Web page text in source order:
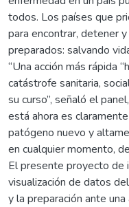
todos. Los países que
para encontrar, detener
preparados: salvando
“Una acción más rápida
catástrofe sanitaria,
su curso”, señaló el
está ahora es
patógeno nuevo y
en cualquier momento,
El presente proyecto de
visualización de datos
y la preparación ante